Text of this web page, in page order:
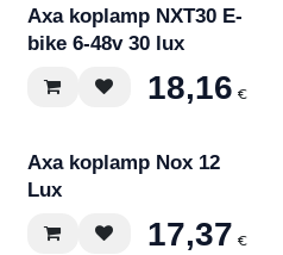
Axa koplamp NXT30 E-
bike 6-48v 30 lux
18,16 €
Axa koplamp Nox 12
Lux
17,37 €